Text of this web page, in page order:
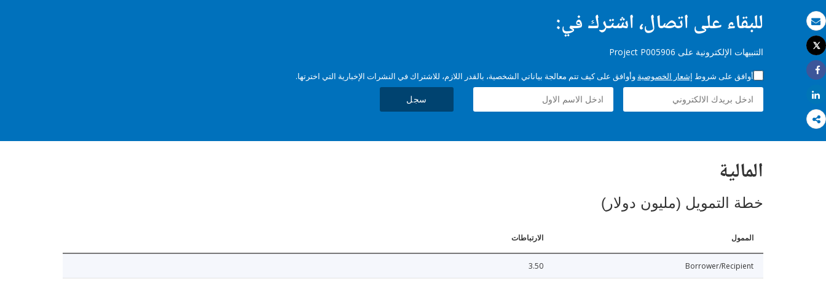
بريد الكتروني
طباعة
Tweet
Share
Share
للبقاء على اتصال، اشترك في:
التنبيهات الإلكترونية على Project P005906
أوافق على شروط إشعار الخصوصية وأوافق على كيف تتم معالجة بياناتي الشخصية، بالقدر اللازم، للاشتراك في النشرات الإخبارية التي اخترتها.
سجل
المالية
خطة التمويل (مليون دولار)
الممول الارتباطات
Borrower/Recipient
3.50